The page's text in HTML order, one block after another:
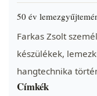
50 év
Farkas Zsolt
készülékek,
hangtechnika
Címkék